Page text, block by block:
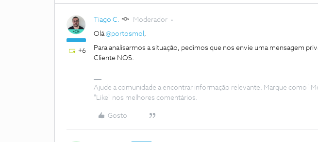
+6
Tiago C. Moderador
Olá@portosmol ,
Para analisarmos a situação, pedimos que nos envie uma mensagem
Cliente NOS.
Ajude a comunidade a encontrar informação relevante. Marque como
"Like" nos melhores comentários.
Gosto